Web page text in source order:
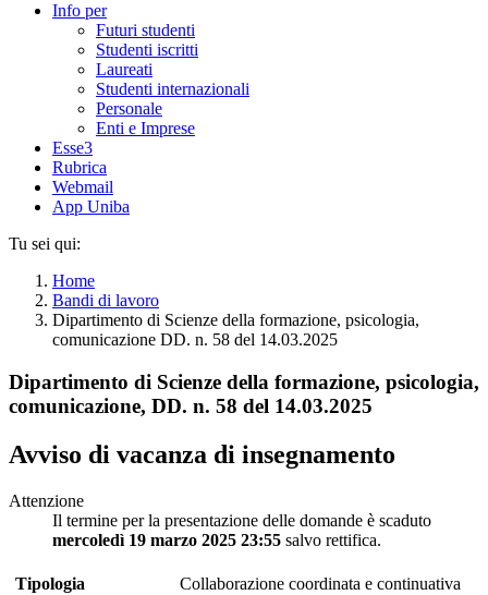
Info per
Futuri studenti
Studenti iscritti
Laureati
Studenti internazionali
Personale
Enti e Imprese
Esse3
Rubrica
Webmail
App Uniba
Tu sei qui:
Home
Bandi di lavoro
Dipartimento di Scienze della formazione, psicologia,
comunicazione DD. n. 58 del 14.03.2025
Dipartimento di Scienze della formazione, psicologia,
comunicazione, DD. n. 58 del 14.03.2025
Avviso di vacanza di insegnamento
Attenzione
Il termine per la presentazione delle domande è scaduto
mercoledì 19 marzo 2025 23:55 salvo rettifica.
Tipologia
Collaborazione coordinata e continuativa